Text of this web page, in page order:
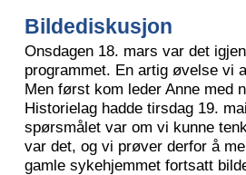
Bildediskusjon
Onsdagen 18. mars var det
programmet. En artig øvelse vi
Men først kom leder Anne med
Historielag hadde tirsdag 19.
spørsmålet var om vi kunne
var det, og vi prøver derfor å
gamle sykehjemmet fortsatt